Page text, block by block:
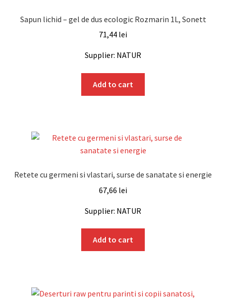
Sapun lichid – gel de dus ecologic Rozmarin 1L, Sonett
71,44 lei
Supplier: NATUR
Add to cart
Retete cu germeni si vlastari, surse de sanatate si energie
67,66 lei
Supplier: NATUR
Add to cart